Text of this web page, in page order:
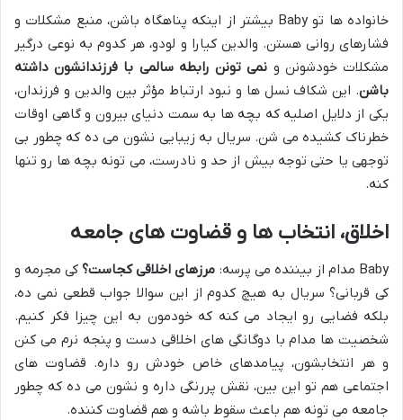
خانواده ها تو Baby بیشتر از اینکه پناهگاه باشن، منبع مشکلات و
فشارهای روانی هستن. والدین کیارا و لودو، هر کدوم به نوعی درگیر
مشکلات خودشونن و نمی تونن رابطه سالمی با فرزندانشون داشته
باشن. این شکاف نسل ها و نبود ارتباط مؤثر بین والدین و فرزندان،
یکی از دلایل اصلیه که بچه ها به سمت دنیای بیرون و گاهی اوقات
خطرناک کشیده می شن. سریال به زیبایی نشون می ده که چطور بی
توجهی یا حتی توجه بیش از حد و نادرست، می تونه بچه ها رو تنها
کنه.
اخلاق، انتخاب ها و قضاوت های جامعه
Baby مدام از بیننده می پرسه: مرزهای اخلاقی کجاست؟کی مجرمه و
کی قربانی؟ سریال به هیچ کدوم از این سوالا جواب قطعی نمی ده،
بلکه فضایی رو ایجاد می کنه که خودمون به این چیزا فکر کنیم.
شخصیت ها مدام با دوگانگی های اخلاقی دست و پنجه نرم می کنن
و هر انتخابشون، پیامدهای خاص خودش رو داره. قضاوت های
اجتماعی هم تو این بین، نقش پررنگی داره و نشون می ده که چطور
جامعه می تونه هم باعث سقوط باشه و هم قضاوت کننده.